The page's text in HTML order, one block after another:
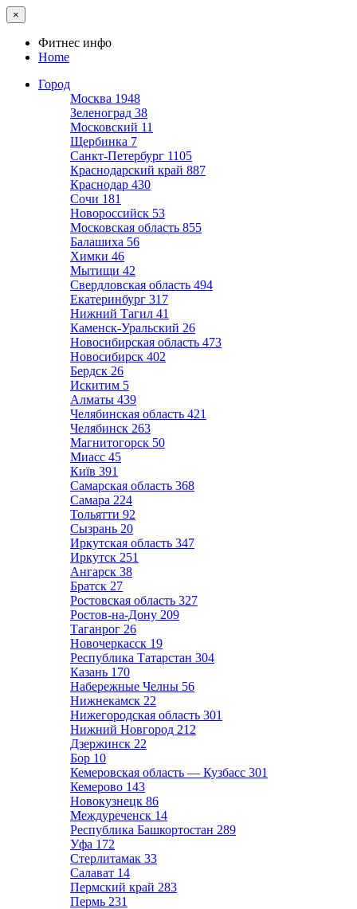
×
Фитнес инфо
Home
Город
Москва 1948
Зеленоград 38
Московский 11
Щербинка 7
Санкт-Петербург 1105
Краснодарский край 887
Краснодар 430
Сочи 181
Новороссийск 53
Московская область 855
Балашиха 56
Химки 46
Мытищи 42
Свердловская область 494
Екатеринбург 317
Нижний Тагил 41
Каменск-Уральский 26
Новосибирская область 473
Новосибирск 402
Бердск 26
Искитим 5
Алматы 439
Челябинская область 421
Челябинск 263
Магнитогорск 50
Миасс 45
Київ 391
Самарская область 368
Самара 224
Тольятти 92
Сызрань 20
Иркутская область 347
Иркутск 251
Ангарск 38
Братск 27
Ростовская область 327
Ростов-на-Дону 209
Таганрог 26
Новочеркасск 19
Республика Татарстан 304
Казань 170
Набережные Челны 56
Нижнекамск 22
Нижегородская область 301
Нижний Новгород 212
Дзержинск 22
Бор 10
Кемеровская область — Кузбасс 301
Кемерово 143
Новокузнецк 86
Междуреченск 14
Республика Башкортостан 289
Уфа 172
Стерлитамак 33
Салават 14
Пермский край 283
Пермь 231